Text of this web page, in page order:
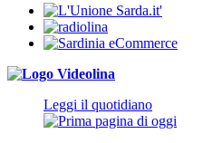
Leggi il quotidiano